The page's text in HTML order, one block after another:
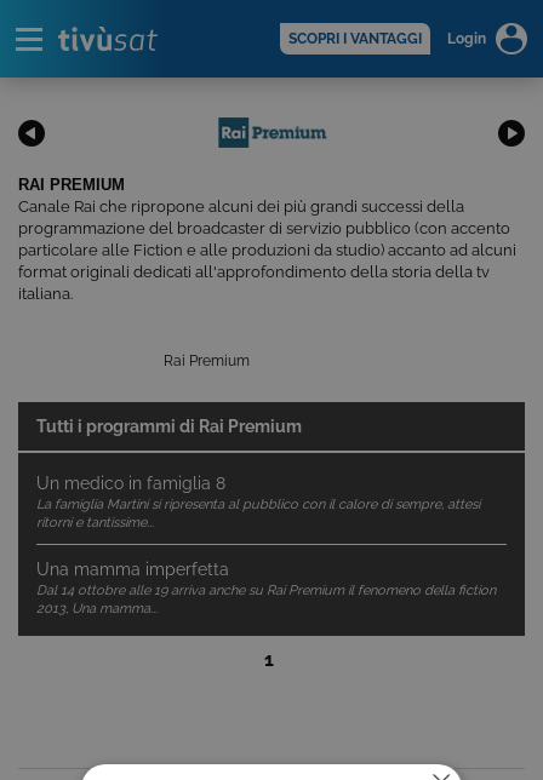
SCOPRI I VANTAGGI Login
RAI PREMIUM
Canale Rai che ripropone alcuni dei più grandi successi della
programmazione del broadcaster di servizio pubblico (con accento
particolare alle Fiction e alle produzioni da studio) accanto ad alcuni
format originali dedicati all'approfondimento della storia della tv
italiana.
Rai Premium
Tutti i programmi di Rai Premium
Un medico in famiglia 8
La famiglia Martini si ripresenta al pubblico con il calore di sempre, attesi
ritorni e tantissime...
Una mamma imperfetta
Dal 14 ottobre alle 19 arriva anche su Rai Premium il fenomeno della fiction
2013, Una mamma...
1